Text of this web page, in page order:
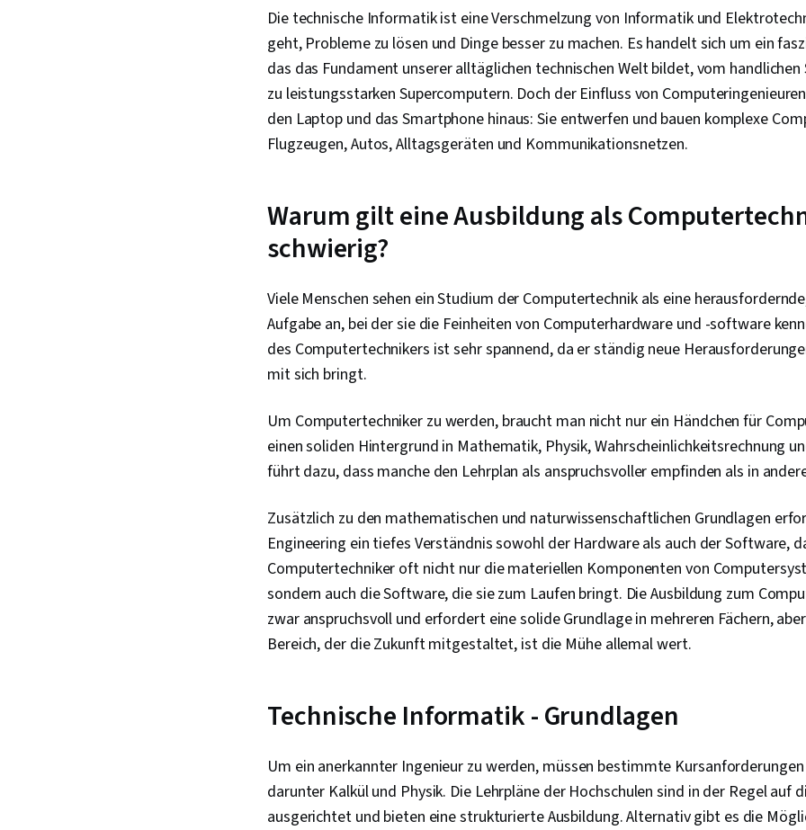
(Werkzeug
Server-
Computing,
Cloud-
Engineering
Generative
Engineering,
Software, OS
Windows,
Identitäts-
Verwaltung,
Die technische Informatik ist eine Verschmelzung von Informatik und
geht, Probleme zu lösen und Dinge besser zu machen. Es handelt sich um ein
das das Fundament unserer alltäglichen technischen Welt bildet, vom handlichen
zu leistungsstarken Supercomputern. Doch der Einfluss von
den Laptop und das Smartphone hinaus: Sie entwerfen und bauen komplexe
Flugzeugen, Autos, Alltagsgeräten und Kommunikationsnetzen.
Warum gilt eine Ausbildung als
schwierig?
Viele Menschen sehen ein Studium der Computertechnik als eine
Aufgabe an, bei der sie die Feinheiten von Computerhardware und -software
des Computertechnikers ist sehr spannend, da er ständig neue
mit sich bringt.
Um Computertechniker zu werden, braucht man nicht nur ein Händchen für
einen soliden Hintergrund in Mathematik, Physik, Wahrscheinlichkeitsrechnung
führt dazu, dass manche den Lehrplan als anspruchsvoller empfinden als in
Zusätzlich zu den mathematischen und naturwissenschaftlichen Grundlagen
Engineering ein tiefes Verständnis sowohl der Hardware als auch der Software,
Computertechniker oft nicht nur die materiellen Komponenten von
sondern auch die Software, die sie zum Laufen bringt. Die Ausbildung zum
zwar anspruchsvoll und erfordert eine solide Grundlage in mehreren Fächern,
Bereich, der die Zukunft mitgestaltet, ist die Mühe allemal wert.
Technische Informatik - Grundlagen
Um ein anerkannter Ingenieur zu werden, müssen bestimmte
darunter Kalkül und Physik. Die Lehrpläne der Hochschulen sind in der Regel auf
ausgerichtet und bieten eine strukturierte Ausbildung. Alternativ gibt es die